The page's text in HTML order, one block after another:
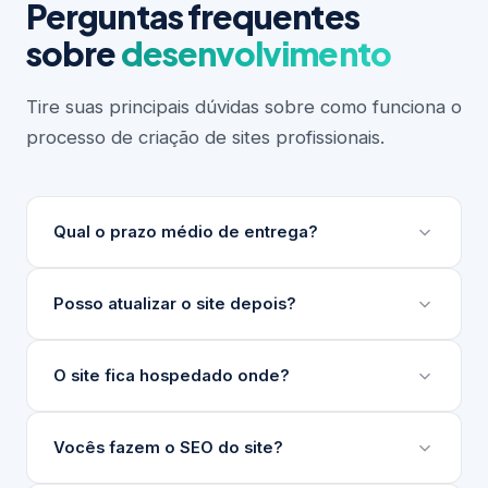
Perguntas frequentes
sobredesenvolvimento
Tire suas principais dúvidas sobre como funciona o
processo de criação de sites profissionais.
Qual o prazo médio de entrega?
Depende do escopo do projeto. Sites institucionais
Sempre apresentamos um cronograma detalhado
Posso atualizar o site depois?
Sim. Desenvolvemos um painel de gerenciamento
de técnico.
O site fica hospedado onde?
Indicamos e configuramos a hospedagem ideal para
Vocês fazem o SEO do site?